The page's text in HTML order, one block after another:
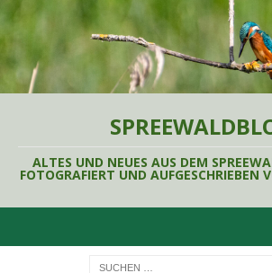
ALTES UND NEUES AUS DEM
FOTOGRAFIERT UND AUFGESCHRIEBEN